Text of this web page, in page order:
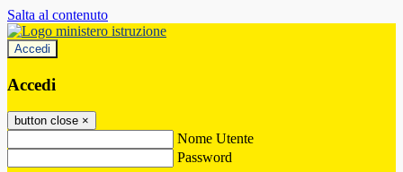
Salta al contenuto
Accedi
Accedi
button close ×
Nome Utente
Password